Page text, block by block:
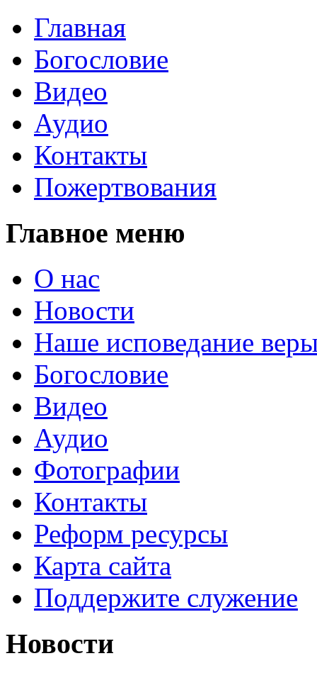
Главная
Богословие
Видео
Аудио
Контакты
Пожертвования
Главное меню
О нас
Новости
Наше исповедание
Богословие
Видео
Аудио
Фотографии
Контакты
Реформ ресурсы
Карта сайта
Поддержите служение
Новости